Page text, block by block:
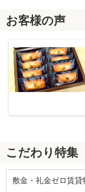
お客様の声
こだわり特集
敷金・礼金ゼロ賃貸